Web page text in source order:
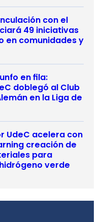
con el
49 iniciativas
en comunidades y
en fila:
doblegó al Club
en la Liga de
UdeC acelera con
creación de
para
verde